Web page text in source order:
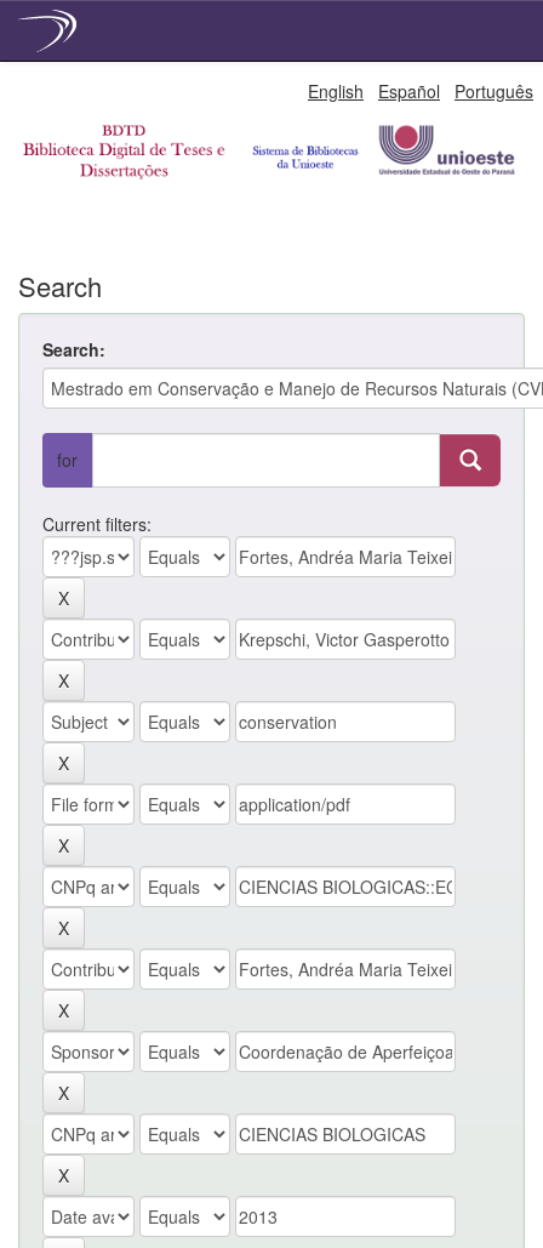
English Español Português
Search
Search:
for
Current filters: